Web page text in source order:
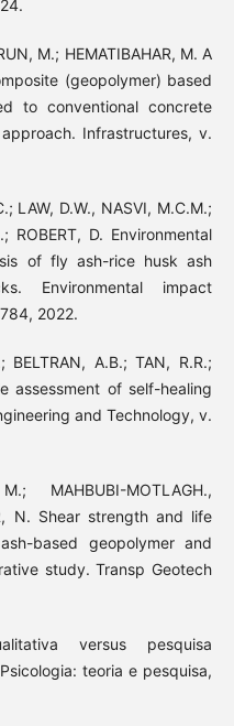
M.; HEMATIBAHAR, M. A
(geopolymer) based
to conventional concrete
Infrastructures, v.
LAW, D.W., NASVI, M.C.M.;
ROBERT, D. Environmental
of fly ash-rice husk ash
Environmental impact
2022.
BELTRAN, A.B.; TAN, R.R.;
assessment of self-healing
and Technology, v.
MAHBUBI-MOTLAGH.,
N. Shear strength and life
based geopolymer and
study. Transp Geotech
versus pesquisa
teoria e pesquisa,